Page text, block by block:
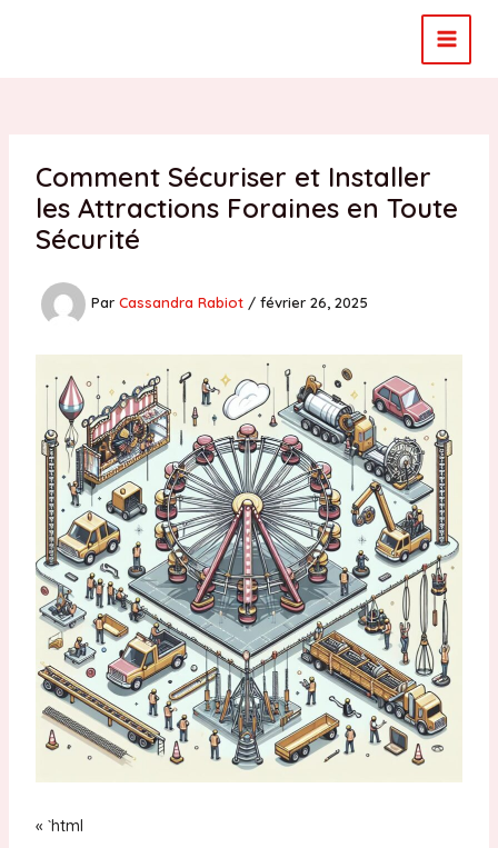
Comment Sécuriser et Installer
les Attractions Foraines en Toute
Sécurité
Par Cassandra Rabiot / février 26, 2025
« `html